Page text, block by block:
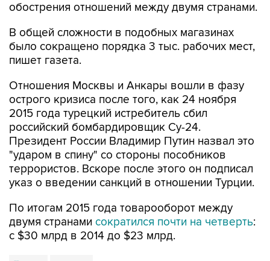
В общей сложности в подобных магазинах
пишет газета.
Отношения Москвы и Анкары вошли в фазу
2015 года турецкий истребитель сбил
российский бомбардировщик Су-24.
Президент России Владимир Путин назвал это
"ударом в спину" со стороны пособников
террористов. Вскоре после этого он подписал
указ о введении санкций в отношении Турции.
По итогам 2015 года товарооборот между
с $30 млрд в 2014 до $23 млрд.
Турция санкции